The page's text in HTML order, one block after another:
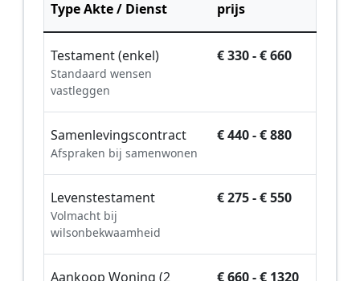
Type Akte / Dienst
prijs
Testament (enkel)
Standaard wensen
vastleggen
€ 330 - € 660
Samenlevingscontract
Afspraken bij samenwonen
€ 440 - € 880
Levenstestament
Volmacht bij
wilsonbekwaamheid
€ 275 - € 550
Aankoop Woning (2
€ 660 - € 1320